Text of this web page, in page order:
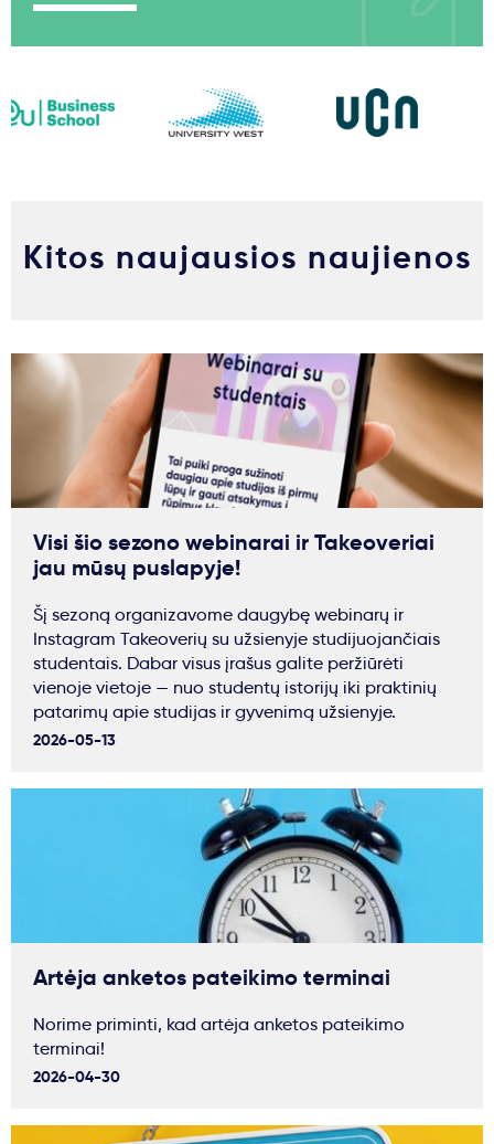
Kitos naujausios naujienos
Visi šio sezono webinarai ir Takeoveriai
jau mūsų puslapyje!
Šį sezoną organizavome daugybę webinarų ir
Instagram Takeoverių su užsienyje studijuojančiais
studentais. Dabar visus įrašus galite peržiūrėti
vienoje vietoje — nuo studentų istorijų iki praktinių
patarimų apie studijas ir gyvenimą užsienyje.
2026-05-13
Artėja anketos pateikimo terminai
Norime priminti, kad artėja anketos pateikimo
terminai!
2026-04-30